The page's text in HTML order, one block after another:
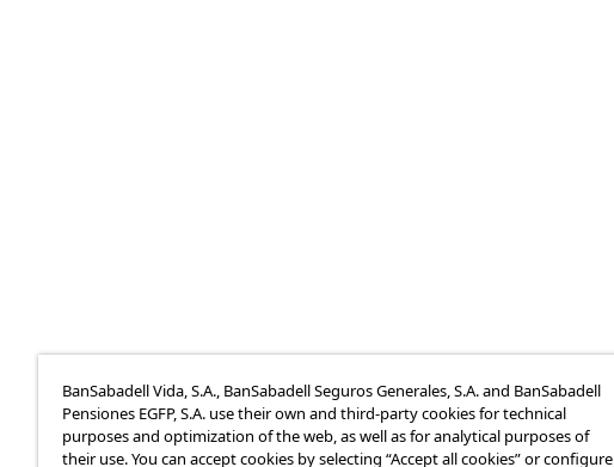
BanSabadell Vida, S.A., BanSabadell Seguros Generales, S.A. and BanSabadell
Pensiones EGFP, S.A. use their own and third-party cookies for technical
purposes and optimization of the web, as well as for analytical purposes of
their use. You can accept cookies by selecting “Accept all cookies” or configure